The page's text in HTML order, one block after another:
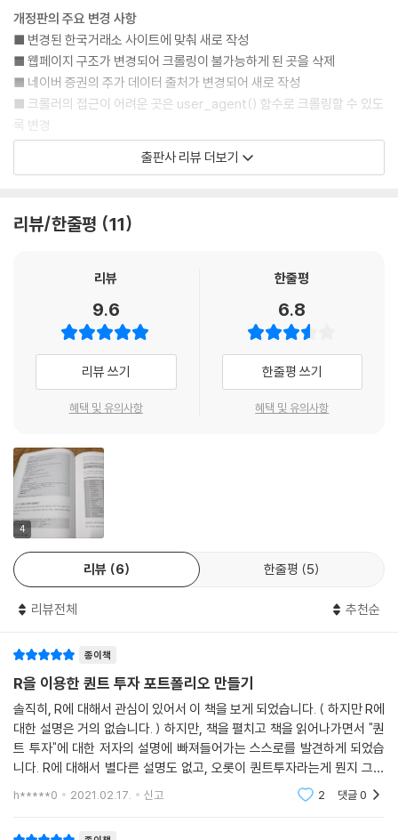
7.2 재무제표 정리하기 137
7.3 가치지표 정리하기 141
CHAPTER8 데이터 분석 및 시각화하기 ＿ 145
8.1 종목정보 데이터 분석 146
8.1.1 *_join(): 데이터 합치기 · 146
8.1.2 glimpse(): 데이터 구조 확인하기 · 148
8.1.3 rename(): 열 이름 바꾸기 · 149
8.1.5 select(): 원하는 열만 선택 · 150
8.1.8 summarize(): 요약 통곗값 계산 · 154
8.1.9 arrange(): 데이터 정렬 · 154
8.1.10 row_number(): 순위 계산 · 155
8.1.11 ntile(): 분위수 계산 · 156
8.1.12 group_by(): 그룹별로 데이터를 묶기 · 156
8.2 ggplot() 기초 158
8.2.1 diamonds 데이터셋 · 160
8.2.3 Facets · 164
8.2.4 Statistics · 164
8.2.5 Coordinates · 165
8.2.6 Theme · 167
8.3 종목정보 시각화 168
8.3.1 geom_point(): 산점도 나타내기 · 168
8.3.2 geom_histogram(): 히스토그램 나타내기 · 170
8.3.3 geom_boxplot(): 박스 플롯 나타내기 · 172
8.3.5 geom_bar(): 막대 그래프 나타내기 · 174
8.4 주가 및 수익률 시각화 176
8.4.1 주가 그래프 나타내기 · 176
8.4.2 인터랙티브 그래프 나타내기 · 178
8.4.3 연도별 수익률 나타내기 · 181
CHAPTER 9 퀀트 전략을 이용한 종목 선정(기본) ＿ 185
9.1 베타 이해하기 187
을 수 있습니다. 그러나 야후 파이낸스에서 제공하는 데이터 중 미국 주가
는 이상 없이 다운로드되지만, 국내 중소형주는 주가가 없는 경우가 있습
니다.
---p.89
따라서 기준점으로 첫 번째 리스트, 즉 삼성전자의 재무 항목을 선택하며,
총 236개 재무 항목이 있습니다. 해당 기준을 바탕으로 재무제표 데이터
를 정리하며, 전체 항목에 대한 정리 이전에 간단한 예시로 첫 번째 항목인
매출액 기준 데이터 정리를 살펴보겠습니다.
적수익률을 변동성으로 나누어 위험을 고려해줄 경우, 이러한 종목은 제외
되며 상대적으로 안정적인 모멘텀 종목을 선택할 수 있습니다.
---p.202
개정판의 주요 변경 사항
■ 변경된 한국거래소 사이트에 맞춰 새로 작성
■ 웹페이지 구조가 변경되어 크롤링이 불가능하게 된 곳을 삭제
■ 네이버 증권의 주가 데이터 출처가 변경되어 새로 작성
■ 크롤러의 접근이 어려운 곳은 user_agent() 함수로 크롤링할 수 있도
록 변경
■ DART 크롤링 내용 추가
■ 실전에서 많이 사용되는 인덱스 포트폴리오 및 인핸스드 인덱스 포트폴
■ 일부 코드를 수정하여 데이터 처리를 좀 더 쉽게, 종목 선택을 더욱 꼼꼼
여러 프로그래밍 언어 중 R은 무료이며 비교적 일반 사용자가 사용하기 쉬
운 형태로 구성되어 있습니다. 무엇보다 독보적으로 통계나 계량분석과 관
련된 패키지를 포함하고 있다는 장점이 있습니다. 이런 R을 활용하여 직접
금융 데이터를 크롤링하여 수집할 수 있습니다. 단순히 데이터를 수집하는
수 있도록 데이터를 정리할 수 있습니다. 단, 이 책은 R과 R Studio 설치
등 기초적인 프로그래밍 내용은 생략합니다. 그러므로 R 기초 프로그래밍
을 먼저 익힌 후 학습한다면 더욱 효과적입니다.
2. 퀀트 모델을 통해 포트폴리오를 구성하고, 백테스트 및 성과를 평가할
수 있다!
실제 퀀트 포트폴리오 매니저 출신이 알려주면 다릅니다. 데이터를 준비했
용한 종목 선정을 기본부터 심화 과정으로 나눠 자세하게 설명합니다. 또
의 모든 과정을 제대로 배울 수 있습니다.
3. 퀀트 모델에 대한 이해를 높이고, 코드를 통해 실제 구현할 수 있다!
가장 기본적인 퀀트 투자가 무엇인지부터 시작하여, 데이터 수집, 정리, 분
석 및 시각화, 종목 선정, 포트폴리오 구성, 백테스트 및 성과 평가 등의 전
과정을 체계적으로 학습하면서 퀀트 모델에 대한 전반적인 이해도를 높일
수 있습니다. 또한 프로그래밍 초보자를 고려하여 코드에 따라 자세한 설
출판사 리뷰 더보기
리뷰/한줄평 11
리뷰
9.6
리뷰 쓰기
혜택 및 유의사항
한줄평
6.8
한줄평 쓰기
혜택 및 유의사항
4
리뷰 6 한줄평 5
리뷰전체 추천순
종이책
R을 이용한 퀀트 투자 포트폴리오 만들기
솔직히, R에 대해서 관심이 있어서 이 책을 보게 되었습니다. ( 하지만 R에
대한 설명은 거의 없습니다. ) 하지만, 책을 펼치고 책을 읽어나가면서 "퀀
트 투자"에 대한 저자의 설명에 빠져들어가는 스스로를 발견하게 되었습
니다. R에 대해서 별다른 설명도 없고, 오롯이 퀀트투자라는게 뭔지 그리
고 그걸 어떻게 하면되는지 차근차근 설명해 나가는데, 은근히 재미를 느
h*****0 2021.02.17. 신고 2 댓글0